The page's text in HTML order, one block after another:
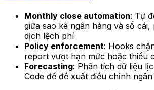
Monthly close automation: Tự
giữa sao kê ngân hàng và sổ cái,
dịch lệch phí
Policy enforcement: Hooks
report vượt hạn mức hoặc thiếu
Forecasting: Phân tích dữ liệu
Code để đề xuất điều chỉnh